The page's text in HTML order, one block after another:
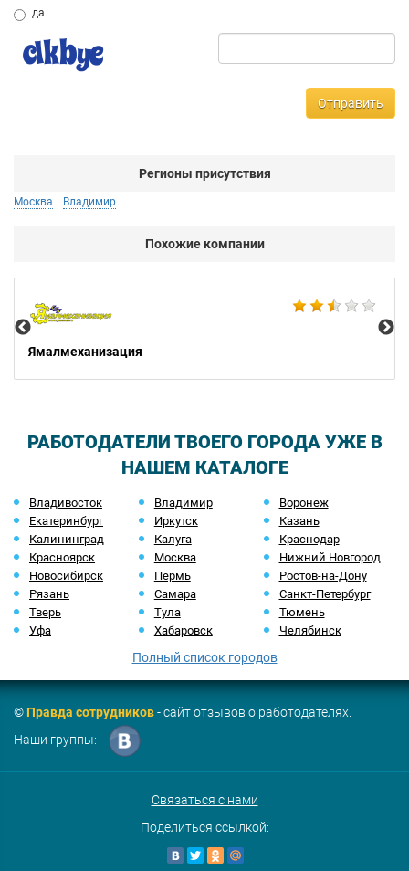
да
Отправить
Регионы присутствия
Москва Владимир
Похожие компании
Ямалмеханизация
РАБОТОДАТЕЛИ ТВОЕГО ГОРОДА УЖЕ В
НАШЕМ КАТАЛОГЕ
Владивосток Владимир
Воронеж
Екатеринбург
Иркутск
Казань
Калининград
Калуга
Краснодар
Красноярск
Москва
Нижний Новгород
Новосибирск
Пермь
Ростов-на-Дону
Рязань
Самара
Санкт-Петербург
Тверь
Тула
Тюмень
Уфа
Хабаровск Челябинск
Полный список городов
©Правда сотрудников- сайт отзывов о работодателях.
Наши группы:
Связаться с нами
Поделиться ссылкой: